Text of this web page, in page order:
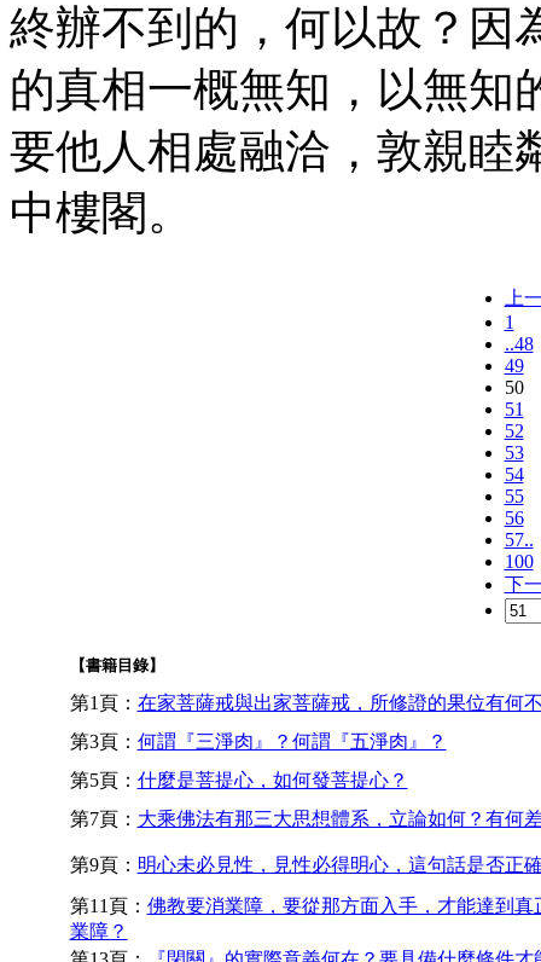
終辦不到的，何以故？因
的真相一概無知，以無知
要他人相處融洽，敦親睦
中樓閣。
上
1
..48
49
50
51
52
53
54
55
56
57..
100
下
【書籍目錄】
第1頁： 在家菩薩戒與出家菩薩戒，所修證的果位有何
第3頁： 何謂『三淨肉』？何謂『五淨肉』？
第5頁： 什麼是菩提心，如何發菩提心？
第7頁： 大乘佛法有那三大思想體系，立論如何？有何
第9頁： 明心未必見性，見性必得明心，這句話是否正
第11頁： 佛教要消業障，要從那方面入手，才能達到真
業障？